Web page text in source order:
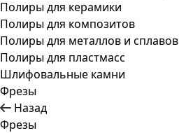
Полиры для керамики
Полиры для композитов
Полиры для металлов и сплавов
Полиры для пластмасс
Шлифовальные камни
Фрезы
Назад
Фрезы